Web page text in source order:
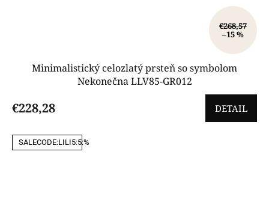
€268,57
–15 %
Minimalistický celozlatý prsteň so symbolom
Nekonečna LLV85-GR012
€228,28 DETAIL
SALECODE:LILI5:5:%